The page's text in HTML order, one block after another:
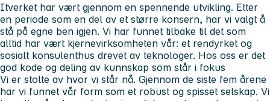
Itverket har vært gjennom en spennende utvikling. Etter
en periode som en del av et større konsern, har vi valgt å
stå på egne ben igjen. Vi har funnet tilbake til det som
alltid har vært kjernevirksomheten vår: et rendyrket og
sosialt konsulenthus drevet av teknologer. Hos oss er det
god kode og deling av kunnskap som står i fokus
Vi er stolte av hvor vi står nå. Gjennom de siste fem årene
har vi funnet vår form som et robust og spisset selskap. Vi